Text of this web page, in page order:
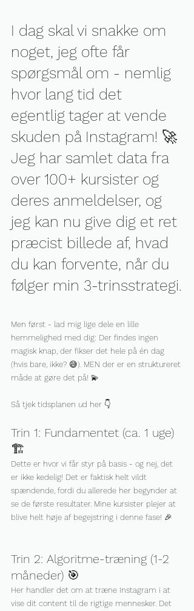
I dag skal vi snakke om
noget, jeg ofte får
spørgsmål om - nemlig
hvor lang tid det
egentlig tager at vende
skuden på Instagram! 🚀
Jeg har samlet data fra
over 100+ kursister og
deres anmeldelser, og
jeg kan nu give dig et ret
præcist billede af, hvad
du kan forvente, når du
følger min 3-trinsstrategi.
Men først - lad mig lige dele en lille
hemmelighed med dig: Der findes ingen
magisk knap, der fikser det hele på én dag
(hvis bare, ikke? 😅). MEN der er en struktureret
måde at gøre det på! 💫
Så tjek tidsplanen ud her 👇
Trin 1: Fundamentet (ca. 1 uge)
🏗️
Dette er hvor vi får styr på basis - og nej, det
er ikke kedelig! Det er faktisk helt vildt
spændende, fordi du allerede her begynder at
se de første resultater. Mine kursister plejer at
blive helt høje af begejstring i denne fase! 🎉
Trin 2: Algoritme-træning (1-2
måneder) 🎯
Her handler det om at træne Instagram i at
vise dit content til de rigtige mennesker. Det